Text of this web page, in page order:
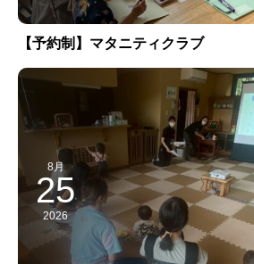
【予約制】マタニティクラブ
8月
25
2026